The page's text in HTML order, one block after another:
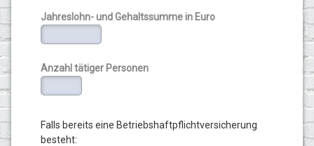
Jahreslohn- und Gehaltssumme in Euro
Anzahl tätiger Personen
Falls bereits eine Betriebshaftpflichtversicherung
besteht: